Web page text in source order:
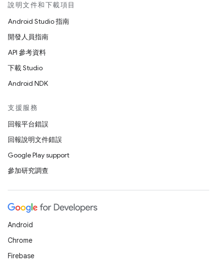
說明文件和下載項目
Android Studio 指南
開發人員指南
API 參考資料
下載 Studio
Android NDK
支援服務
回報平台錯誤
回報說明文件錯誤
Google Play support
參加研究調查
Android
Chrome
Firebase